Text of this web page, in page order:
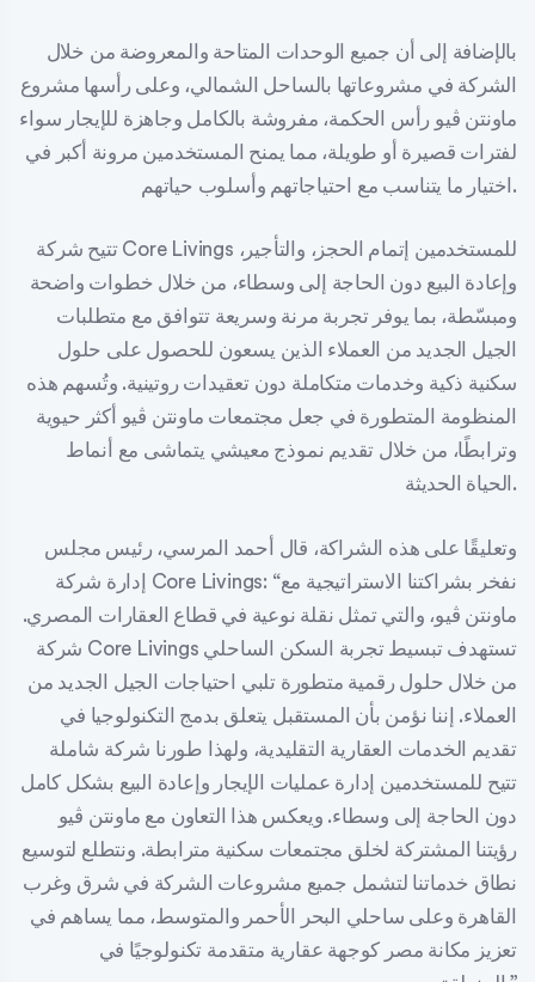
بالإضافة إلى أن جميع الوحدات المتاحة والمعروضة من خلال
الشركة في مشروعاتها بالساحل الشمالي، وعلى رأسها مشروع
ماونتن ڤيو رأس الحكمة، مفروشة بالكامل وجاهزة للإيجار سواء
لفترات قصيرة أو طويلة، مما يمنح المستخدمين مرونة أكبر في
اختيار ما يتناسب مع احتياجاتهم وأسلوب حياتهم.
تتيح شركة Core Livings للمستخدمين إتمام الحجز، والتأجير،
وإعادة البيع دون الحاجة إلى وسطاء، من خلال خطوات واضحة
ومبسّطة، بما يوفر تجربة مرنة وسريعة تتوافق مع متطلبات
الجيل الجديد من العملاء الذين يسعون للحصول على حلول
سكنية ذكية وخدمات متكاملة دون تعقيدات روتينية. وتُسهم هذه
المنظومة المتطورة في جعل مجتمعات ماونتن ڤيو أكثر حيوية
وترابطًا، من خلال تقديم نموذج معيشي يتماشى مع أنماط
الحياة الحديثة.
وتعليقًا على هذه الشراكة، قال أحمد المرسي، رئيس مجلس
إدارة شركة Core Livings: “نفخر بشراكتنا الاستراتيجية مع
ماونتن ڤيو، والتي تمثل نقلة نوعية في قطاع العقارات المصري.
شركة Core Livings تستهدف تبسيط تجربة السكن الساحلي
من خلال حلول رقمية متطورة تلبي احتياجات الجيل الجديد من
العملاء. إننا نؤمن بأن المستقبل يتعلق بدمج التكنولوجيا في
تقديم الخدمات العقارية التقليدية، ولهذا طورنا شركة شاملة
تتيح للمستخدمين إدارة عمليات الإيجار وإعادة البيع بشكل كامل
دون الحاجة إلى وسطاء. ويعكس هذا التعاون مع ماونتن ڤيو
رؤيتنا المشتركة لخلق مجتمعات سكنية مترابطة. ونتطلع لتوسيع
نطاق خدماتنا لتشمل جميع مشروعات الشركة في شرق وغرب
القاهرة وعلى ساحلي البحر الأحمر والمتوسط، مما يساهم في
تعزيز مكانة مصر كوجهة عقارية متقدمة تكنولوجيًا في